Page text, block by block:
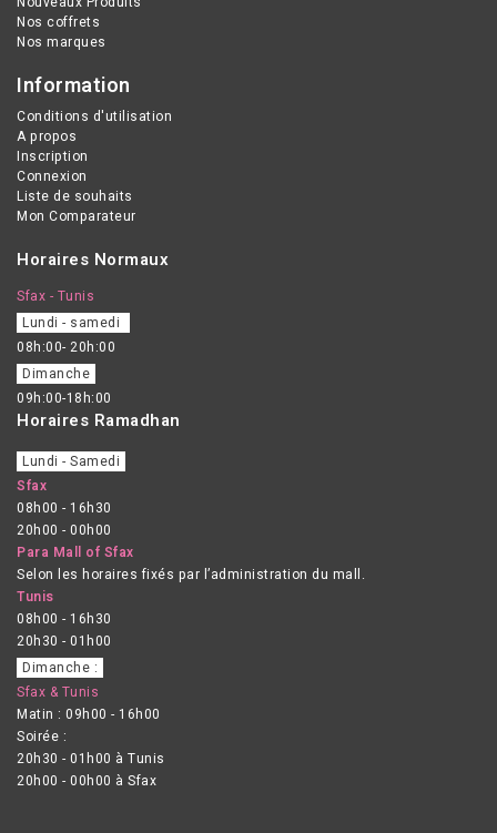
Nos coffrets
Nos marques
Information
Conditions d'utilisation
A propos
Inscription
Connexion
Liste de souhaits
Mon Comparateur
Horaires Normaux
Sfax - Tunis
Lundi - samedi
08h:00- 20h:00
Dimanche
09h:00-18h:00
Horaires Ramadhan
Lundi - Samedi
Sfax
08h00 - 16h30
20h00 - 00h00
Para Mall of Sfax
Selon les horaires fixés par l’administration du mall.
Tunis
08h00 - 16h30
20h30 - 01h00
Dimanche :
Sfax & Tunis
Matin : 09h00 - 16h00
Soirée :
20h30 - 01h00 à Tunis
20h00 - 00h00 à Sfax